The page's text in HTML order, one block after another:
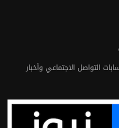
التواصل الاجتماعي وأخبار